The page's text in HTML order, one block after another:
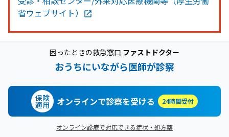
省ウェブサイト）
困ったときの救急窓口 ファストドクター
おうちにいながら医師が診察
保険
適用 オンラインで診察を受ける 24時間受付
オンライン診療で対応できる症状・処方薬